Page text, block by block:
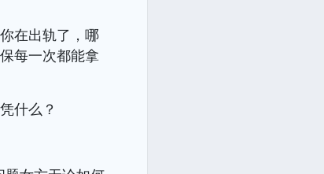
在出轨了，哪
每一次都能拿
什么？